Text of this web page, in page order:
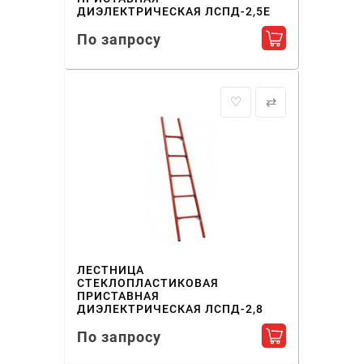
ДИЭЛЕКТРИЧЕСКАЯ ЛСПД-2,5Е
По запросу Добавить в
♡ ⇄
ЛЕСТНИЦА
СТЕКЛОПЛАСТИКОВАЯ
ПРИСТАВНАЯ
ДИЭЛЕКТРИЧЕСКАЯ ЛСПД-2,8
По запросу Добавить в